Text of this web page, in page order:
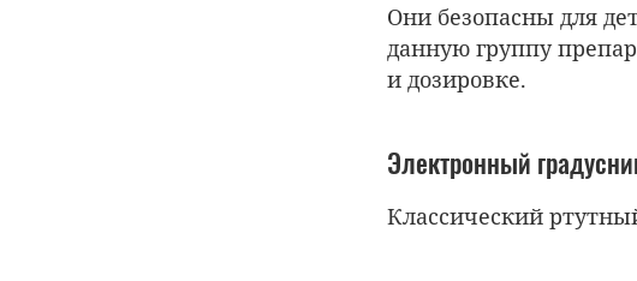
Они безопасны для
данную группу
и дозировке.
Электронный
Классический